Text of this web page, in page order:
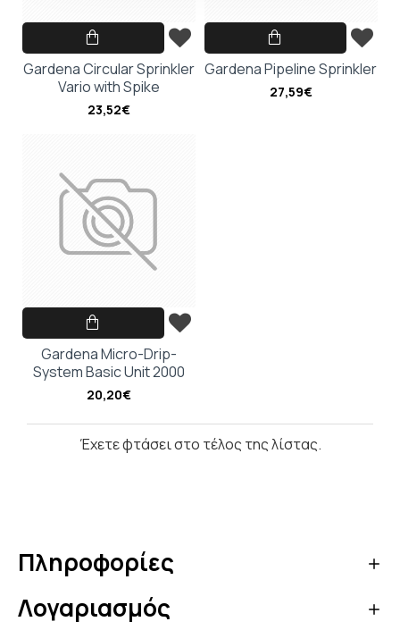
Gardena Circular Sprinkler
Vario with Spike
23,52€
Gardena Pipeline Sprinkler
27,59€
Gardena Micro-Drip-
System Basic Unit 2000
20,20€
Έχετε φτάσει στο τέλος της λίστας.
Πληροφορίες
Λογαριασμός